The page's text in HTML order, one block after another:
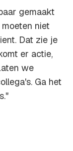
gemaakt
niet
Dat zie je
er actie,
we
Ga het